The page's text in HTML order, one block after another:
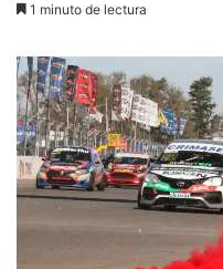
1 minuto de lectura